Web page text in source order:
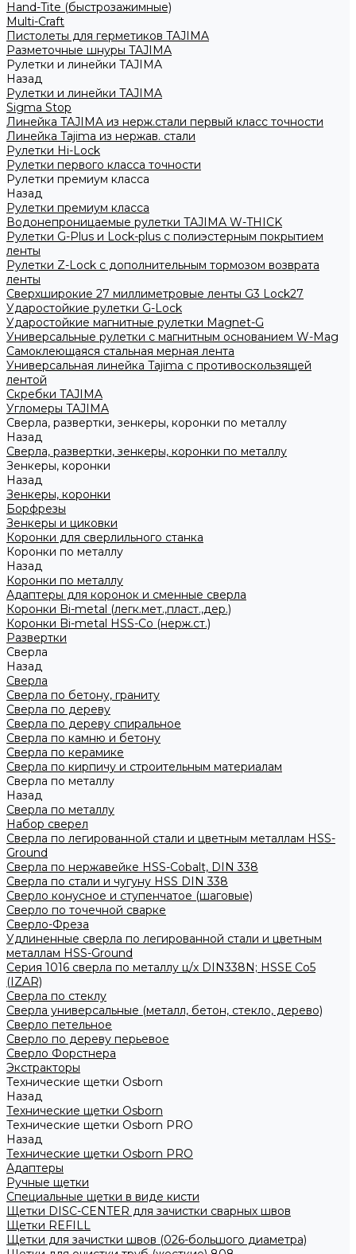
Hand-Tite (быстрозажимные)
Multi-Craft
Пистолеты для герметиков TAJIMA
Разметочные шнуры TAJIMA
Рулетки и линейки TAJIMA
Назад
Рулетки и линейки TAJIMA
Sigma Stop
Линейка TAJIMA из нерж.стали первый класс точности
Линейка Tajima из нержав. стали
Рулетки Hi-Lock
Рулетки первого класса точности
Рулетки премиум класса
Назад
Рулетки премиум класса
Водонепроницаемые рулетки TAJIMA W-THICK
Рулетки G-Plus и Lock-plus с полиэстерным покрытием
ленты
Рулетки Z-Lock с дополнительным тормозом возврата
ленты
Сверхширокие 27 миллиметровые ленты G3 Lock27
Ударостойкие рулетки G-Lock
Ударостойкие магнитные рулетки Magnet-G
Универсальные рулетки с магнитным основанием W-Mag
Самоклеющаяся стальная мерная лента
Универсальная линейка Tajima с противоскользящей
лентой
Скребки TAJIMA
Угломеры TAJIMA
Сверла, развертки, зенкеры, коронки по металлу
Назад
Сверла, развертки, зенкеры, коронки по металлу
Зенкеры, коронки
Назад
Зенкеры, коронки
Борфрезы
Зенкеры и циковки
Коронки для сверлильного станка
Коронки по металлу
Назад
Коронки по металлу
Адаптеры для коронок и сменные сверла
Коронки Bi-metal (легк.мет.,пласт.,дер.)
Коронки Bi-metal HSS-Co (нерж.ст.)
Развертки
Сверла
Назад
Сверла
Сверла по бетону, граниту
Сверла по дереву
Сверла по дереву спиральное
Сверла по камню и бетону
Сверла по керамике
Сверла по кирпичу и строительным материалам
Сверла по металлу
Назад
Сверла по металлу
Набор сверел
Сверла по легированной стали и цветным металлам HSS-
Ground
Сверла по нержавейке HSS-Cobalt, DIN 338
Сверла по стали и чугуну HSS DIN 338
Сверло конусное и ступенчатое (шаговые)
Сверло по точечной сварке
Сверло-Фреза
Удлиненные сверла по легированной стали и цветным
металлам HSS-Ground
Серия 1016 сверла по металлу ц/х DIN338N; HSSЕ Со5
(IZAR)
Сверла по стеклу
Сверла универсальные (металл, бетон, стекло, дерево)
Сверло петельное
Сверло по дереву перьевое
Сверло Форстнера
Экстракторы
Технические щетки Osborn
Назад
Технические щетки Osborn
Технические щетки Osborn PRO
Назад
Технические щетки Osborn PRO
Адаптеры
Ручные щетки
Специальные щетки в виде кисти
Щетки DISC-CENTER для зачистки сварных швов
Щетки REFILL
Щетки для зачистки швов (026-большого диаметра)